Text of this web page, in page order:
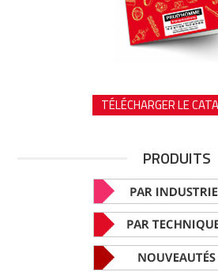
TÉLÉCHARGER LE
PRODUITS